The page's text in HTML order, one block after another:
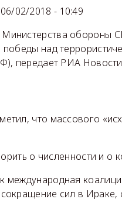
06/02/2018 - 10:49
обороны
над
передает РИА
что массового
о численности и о
международная
сил в